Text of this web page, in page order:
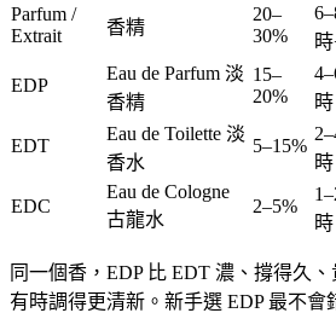
Parfum /
Extrait
香精
20–
30%
EDP
Eau de Parfum 淡
香精
15–
20%
時
EDT
Eau de Toilette 淡
香水
5–15%
時
EDC
Eau de Cologne
古龍水
2–5%
時
同一個香，EDP 比 EDT 濃、撐得久
有時調得更清新。 新手選 EDP 最不會